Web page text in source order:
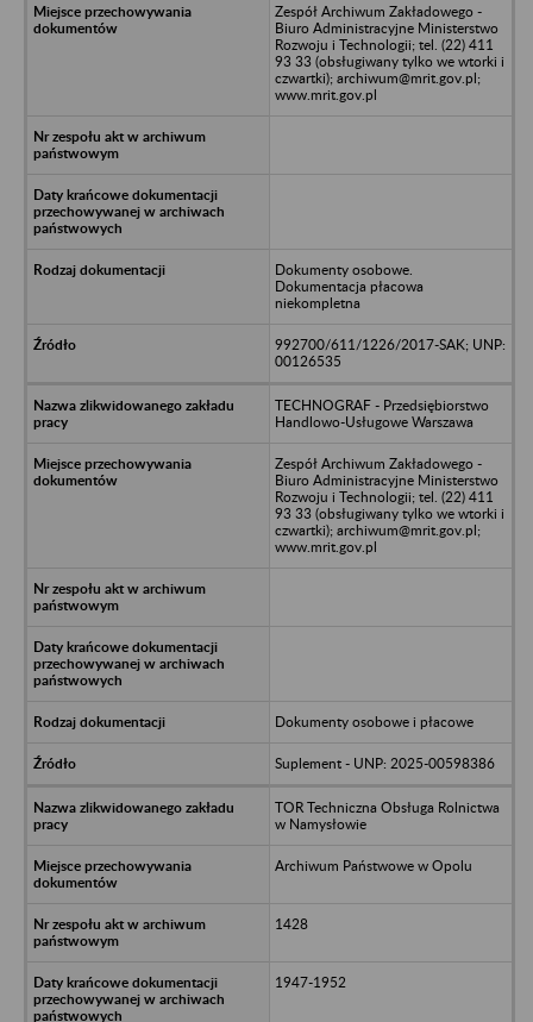
Zespół Archiwum Zakładowego -
Biuro Administracyjne Ministerstwo
Rozwoju i Technologii; tel. (22) 411
93 33 (obsługiwany tylko we wtorki i
czwartki); archiwum@mrit.gov.pl;
www.mrit.gov.pl
Dokumenty osobowe.
Dokumentacja płacowa
niekompletna
992700/611/1226/2017-SAK; UNP:
00126535
TECHNOGRAF - Przedsiębiorstwo
Handlowo-Usługowe Warszawa
Zespół Archiwum Zakładowego -
Biuro Administracyjne Ministerstwo
Rozwoju i Technologii; tel. (22) 411
93 33 (obsługiwany tylko we wtorki i
czwartki); archiwum@mrit.gov.pl;
www.mrit.gov.pl
Dokumenty osobowe i płacowe
Suplement - UNP: 2025-00598386
TOR Techniczna Obsługa Rolnictwa
w Namysłowie
Archiwum Państwowe w Opolu
1428
1947-1952